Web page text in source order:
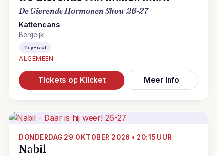
De Gierende Hormonen Show 26-27
Kattendans
Bergeijk
Try-out
ALGEMEEN
Tickets op Klicket Meer info
DONDERDAG 29 OKTOBER 2026 • 20:15 UUR
Nabil